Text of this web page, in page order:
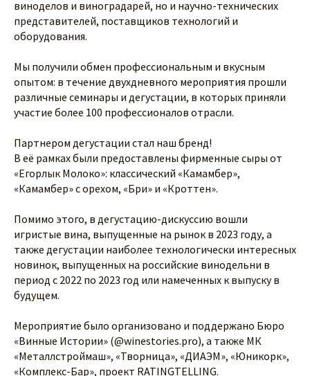
виноделов и виноградарей, но и научно-технических
представителей, поставщиков технологий и
оборудования.
Мы получили обмен профессиональным и вкусным
опытом: в течение двухдневного мероприятия прошли
различные семинары и дегустации, в которых приняли
участие более 100 профессионалов отрасли.
Партнером дегустации стал наш бренд!
В её рамках были предоставлены фирменные сыры от
«Егорлык Молоко»: классический «Камамбер»,
«Камамбер» с орехом, «Бри» и «Кроттен».
Помимо этого, в дегустацию-дискуссию вошли
игристые вина, выпущенные на рынок в 2023 году, а
также дегустации наиболее технологически интересных
новинок, выпущенных на российские винодельни в
период с 2022 по 2023 год или намеченных к выпуску в
будущем.
Мероприятие было организовано и поддержано Бюро
«Винные Истории» (@winestories.pro), а также МК
«Металлстроймаш», «Творница», «ДИАЭМ», «Юникорк»,
«Комплекс-Бар», проект RATINGTELLING.